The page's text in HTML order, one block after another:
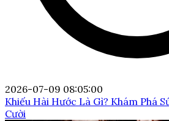
2026-07-09 08:05:00
Khiếu Hài Hước Là Gì? Khám Phá
Cười